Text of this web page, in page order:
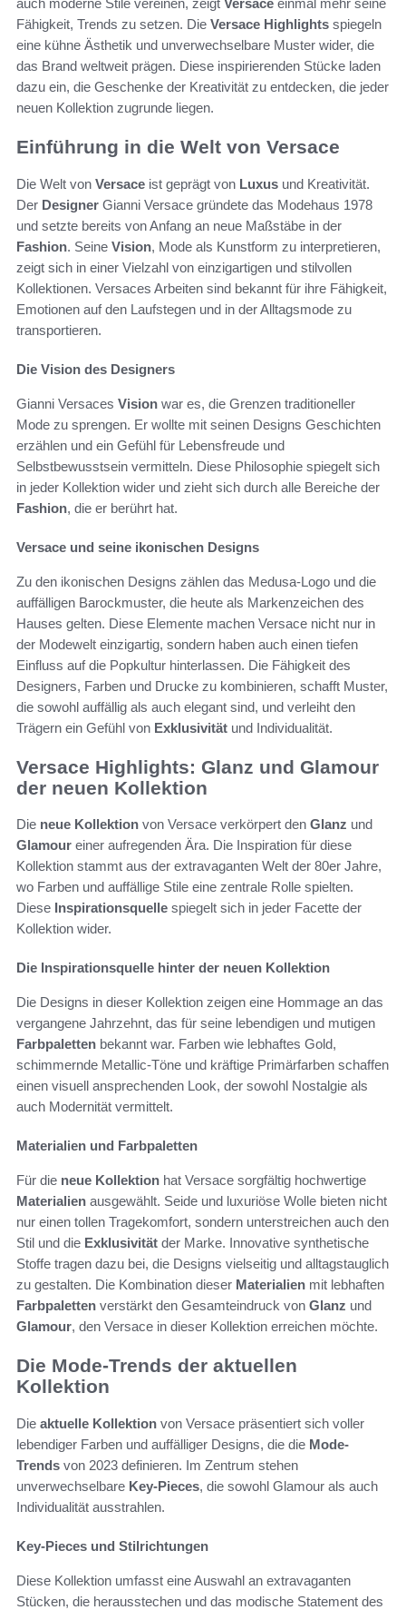
auch moderne Stile vereinen, zeigt Versace einmal mehr seine
Fähigkeit, Trends zu setzen. Die Versace Highlights spiegeln
eine kühne Ästhetik und unverwechselbare Muster wider, die
das Brand weltweit prägen. Diese inspirierenden Stücke laden
dazu ein, die Geschenke der Kreativität zu entdecken, die jeder
neuen Kollektion zugrunde liegen.
Einführung in die Welt von Versace
Die Welt von Versace ist geprägt von Luxus und Kreativität.
Der Designer Gianni Versace gründete das Modehaus 1978
und setzte bereits von Anfang an neue Maßstäbe in der
Fashion. Seine Vision, Mode als Kunstform zu interpretieren,
zeigt sich in einer Vielzahl von einzigartigen und stilvollen
Kollektionen. Versaces Arbeiten sind bekannt für ihre Fähigkeit,
Emotionen auf den Laufstegen und in der Alltagsmode zu
transportieren.
Die Vision des Designers
Gianni Versaces Vision war es, die Grenzen traditioneller
Mode zu sprengen. Er wollte mit seinen Designs Geschichten
erzählen und ein Gefühl für Lebensfreude und
Selbstbewusstsein vermitteln. Diese Philosophie spiegelt sich
in jeder Kollektion wider und zieht sich durch alle Bereiche der
Fashion, die er berührt hat.
Versace und seine ikonischen Designs
Zu den ikonischen Designs zählen das Medusa-Logo und die
auffälligen Barockmuster, die heute als Markenzeichen des
Hauses gelten. Diese Elemente machen Versace nicht nur in
der Modewelt einzigartig, sondern haben auch einen tiefen
Einfluss auf die Popkultur hinterlassen. Die Fähigkeit des
Designers, Farben und Drucke zu kombinieren, schafft Muster,
die sowohl auffällig als auch elegant sind, und verleiht den
Trägern ein Gefühl von Exklusivität und Individualität.
Versace Highlights: Glanz und Glamour
der neuen Kollektion
Die neue Kollektion von Versace verkörpert den Glanz und
Glamour einer aufregenden Ära. Die Inspiration für diese
Kollektion stammt aus der extravaganten Welt der 80er Jahre,
wo Farben und auffällige Stile eine zentrale Rolle spielten.
Diese Inspirationsquelle spiegelt sich in jeder Facette der
Kollektion wider.
Die Inspirationsquelle hinter der neuen Kollektion
Die Designs in dieser Kollektion zeigen eine Hommage an das
vergangene Jahrzehnt, das für seine lebendigen und mutigen
Farbpaletten bekannt war. Farben wie lebhaftes Gold,
schimmernde Metallic-Töne und kräftige Primärfarben schaffen
einen visuell ansprechenden Look, der sowohl Nostalgie als
auch Modernität vermittelt.
Materialien und Farbpaletten
Für die neue Kollektion hat Versace sorgfältig hochwertige
Materialien ausgewählt. Seide und luxuriöse Wolle bieten nicht
nur einen tollen Tragekomfort, sondern unterstreichen auch den
Stil und die Exklusivität der Marke. Innovative synthetische
Stoffe tragen dazu bei, die Designs vielseitig und alltagstauglich
zu gestalten. Die Kombination dieser Materialien mit lebhaften
Farbpaletten verstärkt den Gesamteindruck von Glanz und
Glamour, den Versace in dieser Kollektion erreichen möchte.
Die Mode-Trends der aktuellen
Kollektion
Die aktuelle Kollektion von Versace präsentiert sich voller
lebendiger Farben und auffälliger Designs, die die Mode-
Trends von 2023 definieren. Im Zentrum stehen
unverwechselbare Key-Pieces, die sowohl Glamour als auch
Individualität ausstrahlen.
Key-Pieces und Stilrichtungen
Diese Kollektion umfasst eine Auswahl an extravaganten
Stücken, die herausstechen und das modische Statement des